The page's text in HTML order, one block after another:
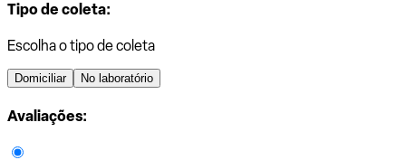
Tipo de coleta:
Escolha o tipo de coleta
Domiciliar No laboratório
Avaliações: